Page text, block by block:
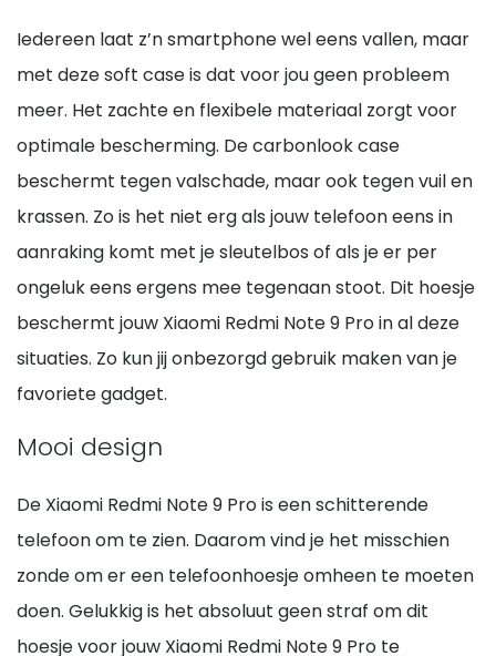
Iedereen laat z’n smartphone wel eens vallen, maar
met deze soft case is dat voor jou geen probleem
meer. Het zachte en flexibele materiaal zorgt voor
optimale bescherming. De carbonlook case
beschermt tegen valschade, maar ook tegen vuil en
krassen. Zo is het niet erg als jouw telefoon eens in
aanraking komt met je sleutelbos of als je er per
ongeluk eens ergens mee tegenaan stoot. Dit hoesje
beschermt jouw Xiaomi Redmi Note 9 Pro in al deze
situaties. Zo kun jij onbezorgd gebruik maken van je
favoriete gadget.
Mooi design
De Xiaomi Redmi Note 9 Pro is een schitterende
telefoon om te zien. Daarom vind je het misschien
zonde om er een telefoonhoesje omheen te moeten
doen. Gelukkig is het absoluut geen straf om dit
hoesje voor jouw Xiaomi Redmi Note 9 Pro te